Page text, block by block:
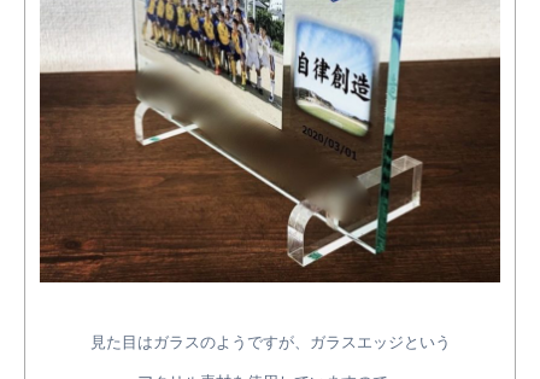
見た目はガラスのようですが、ガラスエッジという